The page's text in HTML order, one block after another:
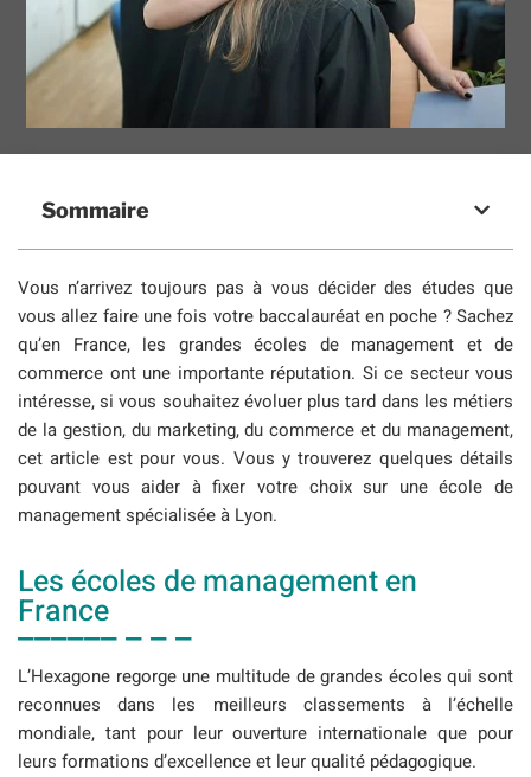
Sommaire
Vous n’arrivez toujours pas à vous décider des études que
vous allez faire une fois votre baccalauréat en poche ? Sachez
qu’en France, les grandes écoles de management et de
commerce ont une importante réputation. Si ce secteur vous
intéresse, si vous souhaitez évoluer plus tard dans les métiers
de la gestion, du marketing, du commerce et du management,
cet article est pour vous. Vous y trouverez quelques détails
pouvant vous aider à fixer votre choix sur une école de
management spécialisée à Lyon.
Les écoles de management en
France
L’Hexagone regorge une multitude de grandes écoles qui sont
reconnues dans les meilleurs classements à l’échelle
mondiale, tant pour leur ouverture internationale que pour
leurs formations d’excellence et leur qualité pédagogique.